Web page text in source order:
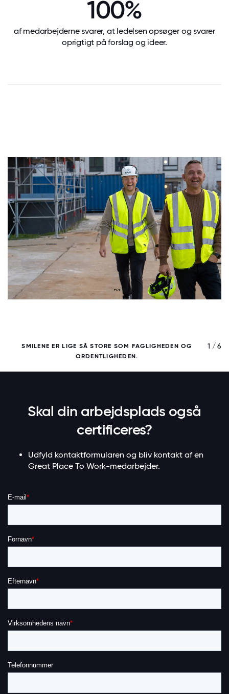
100%
af medarbejderne svarer, at ledelsen opsøger og svarer
oprigtigt på forslag og ideer.
SMILENE ER LIGE SÅ STORE SOM FAGLIGHEDEN OG
ORDENTLIGHEDEN.
1 / 6
Skal din arbejdsplads også
certificeres?
Udfyld kontaktformularen og bliv kontakt af en
Great Place To Work-medarbejder.